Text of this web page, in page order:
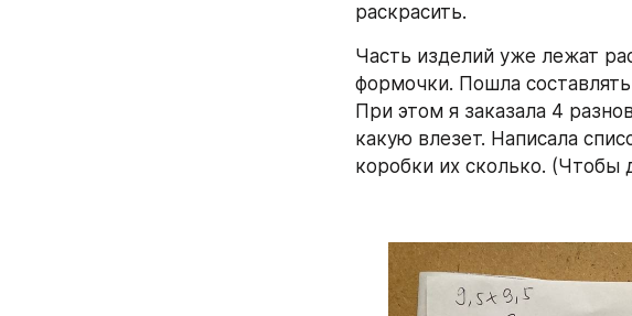
раскрасить.
Часть изделий уже лежат
формочки. Пошла
При этом я заказала 4
какую влезет. Написала
коробки их сколько. (Чтобы